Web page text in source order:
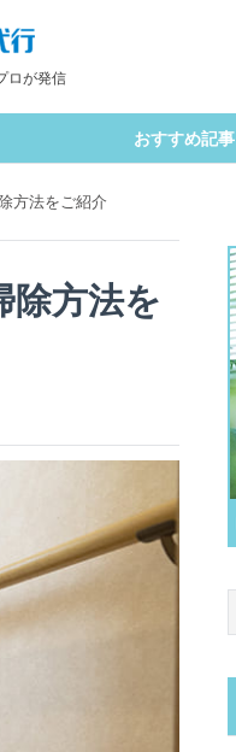
ロが発信
おすすめ記事
方法をご紹介
除方法を